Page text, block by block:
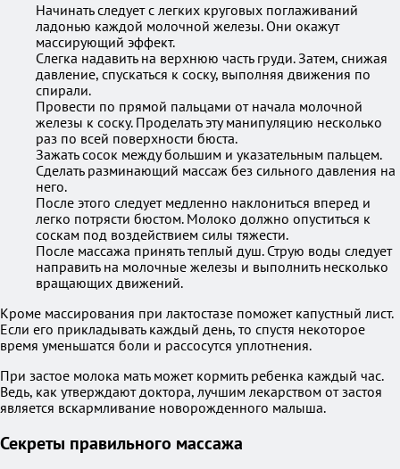
Начинать следует с легких круговых поглаживаний
ладонью каждой молочной железы. Они окажут
массирующий эффект.
Слегка надавить на верхнюю часть груди. Затем, снижая
давление, спускаться к соску, выполняя движения по
спирали.
Провести по прямой пальцами от начала молочной
железы к соску. Проделать эту манипуляцию несколько
раз по всей поверхности бюста.
Зажать сосок между большим и указательным пальцем.
Сделать разминающий массаж без сильного давления на
него.
После этого следует медленно наклониться вперед и
легко потрясти бюстом. Молоко должно опуститься к
соскам под воздействием силы тяжести.
После массажа принять теплый душ. Струю воды следует
направить на молочные железы и выполнить несколько
вращающих движений.
Кроме массирования при лактостазе поможет капустный лист.
Если его прикладывать каждый день, то спустя некоторое
время уменьшатся боли и рассосутся уплотнения.
При застое молока мать может кормить ребенка каждый час.
Ведь, как утверждают доктора, лучшим лекарством от застоя
является вскармливание новорожденного малыша.
Секреты правильного массажа